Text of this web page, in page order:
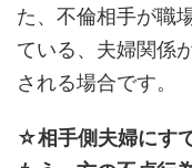
た、不倫相手が職
ている、夫婦関係
される場合です。
☆相手側夫婦にす